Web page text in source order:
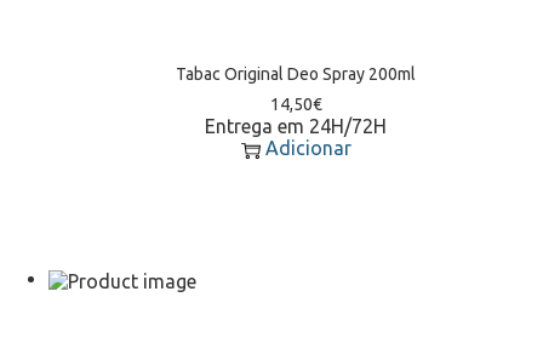
Tabac Original Deo Spray 200ml
14,50€
Entrega em 24H/72H
Adicionar